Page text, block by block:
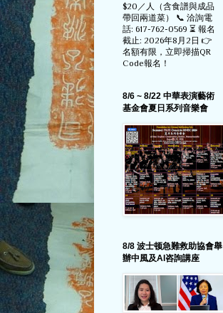
$20／人（含食譜與成品
帶回兩道菜） 📞 洽詢電
話: 617-762-0569 ⏳ 報名
截止: 2026年8月2日 👉
名額有限，立即掃描QR
Code報名！
8/6 ~ 8/22 中華表演藝術
基金會夏日系列音樂會
8/8 波士顿急難救助協會舉
辦中風及AI咨詢講座